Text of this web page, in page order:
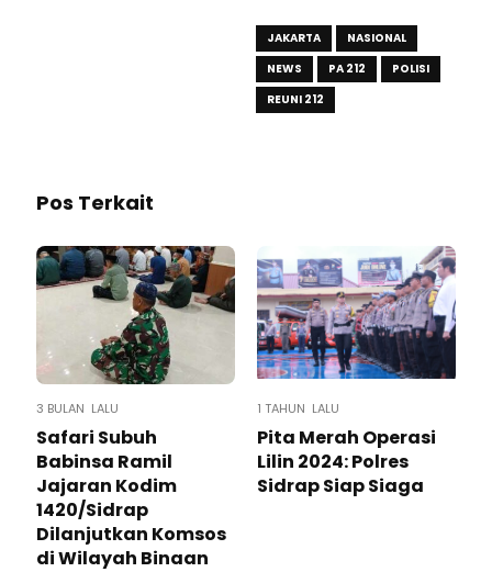
JAKARTA
NASIONAL
NEWS
PA 212
POLISI
REUNI 212
Pos Terkait
3 BULAN LALU
Safari Subuh
Babinsa Ramil
Jajaran Kodim
1420/Sidrap
Dilanjutkan Komsos
di Wilayah Binaan
1 TAHUN LALU
Pita Merah Operasi
Lilin 2024: Polres
Sidrap Siap Siaga